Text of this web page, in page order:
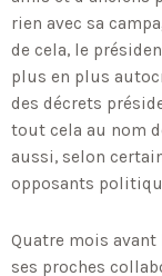
rien avec sa
de cela, le
plus en plus
des décrets
tout cela au nom
aussi, selon
opposants
Quatre mois avant
ses proches